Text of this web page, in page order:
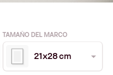
TAMAÑO DEL MARCO
21x28 cm